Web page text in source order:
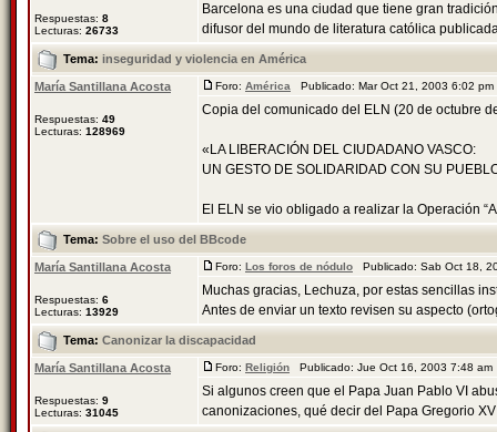
Respuestas: 8
Lecturas: 26733
Barcelona es una ciudad que tiene gran
difusor del mundo de literatura católica
Tema: inseguridad y violencia en América
María Santillana Acosta
Respuestas: 49
Lecturas: 128969
Foro: América Publicado: Mar Oct 21, 2003 6:02
Copia del comunicado del ELN (20 de octubre
«LA LIBERACIÓN DEL CIUDADANO VASCO:
UN GESTO DE SOLIDARIDAD CON SU
El ELN se vio obligado a realizar la Operación
Tema: Sobre el uso del BBcode
María Santillana Acosta
Respuestas: 6
Lecturas: 13929
Foro: Los foros de nódulo Publicado: Sab Oct 18,
Muchas gracias, Lechuza, por estas sencillas
Antes de enviar un texto revisen su aspecto
Tema: Canonizar la discapacidad
María Santillana Acosta
Respuestas: 9
Lecturas: 31045
Foro: Religión Publicado: Jue Oct 16, 2003 7:48
Si algunos creen que el Papa Juan Pablo VI
canonizaciones, qué decir del Papa Gregorio